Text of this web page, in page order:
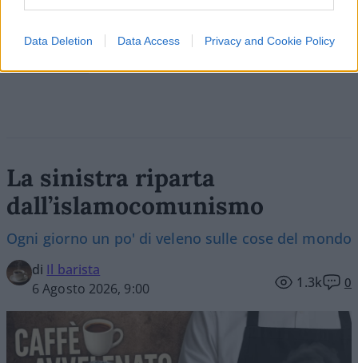
Data Deletion Data Access Privacy and Cookie Policy
La sinistra riparta
dall’islamocomunismo
Ogni giorno un po' di veleno sulle cose del mondo
di Il barista
6 Agosto 2026, 9:00
1.3k 0